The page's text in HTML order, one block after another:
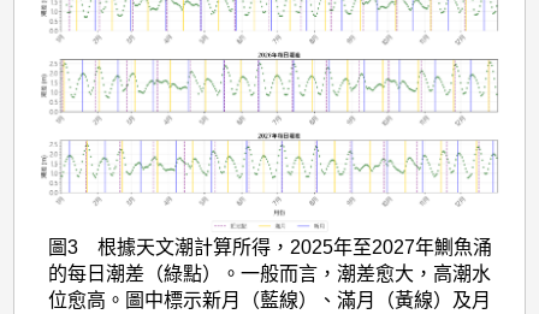
圖3 根據天文潮計算所得，2025年至2027年鰂魚涌
的每日潮差（綠點）。一般而言，潮差愈大，高潮水
位愈高。圖中標示新月（藍線）、滿月（黃線）及月